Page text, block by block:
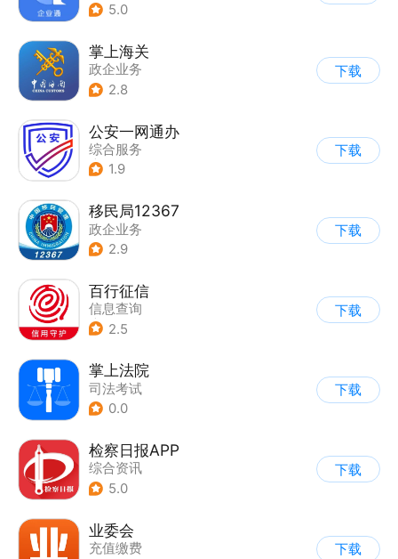
5.0
掌上海关
政企业务
2.8
下载
公安一网通办
综合服务
| 业务咨询办理
1.9
下载
移民局12367
政企业务
2.9
下载
百行征信
信息查询
| 业务咨询办理
2.5
下载
掌上法院
司法考试
0.0
下载
检察日报APP
综合资讯
5.0
下载
业委会
充值缴费
下载